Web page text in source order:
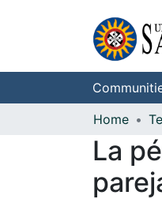
Home
La